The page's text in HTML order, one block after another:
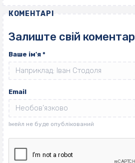
КОМЕНТАРІ
Залиште свій коментар
Ваше ім'я *
Email